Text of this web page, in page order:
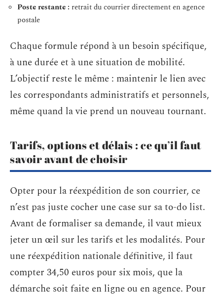
Poste restante : retrait du courrier directement en agence
postale
Chaque formule répond à un besoin spécifique,
à une durée et à une situation de mobilité.
L’objectif reste le même : maintenir le lien avec
les correspondants administratifs et personnels,
même quand la vie prend un nouveau tournant.
Tarifs, options et délais : ce qu’il faut
savoir avant de choisir
Opter pour la réexpédition de son courrier, ce
n’est pas juste cocher une case sur sa to-do list.
Avant de formaliser sa demande, il vaut mieux
jeter un œil sur les tarifs et les modalités. Pour
une réexpédition nationale définitive, il faut
compter 34,50 euros pour six mois, que la
démarche soit faite en ligne ou en agence. Pour